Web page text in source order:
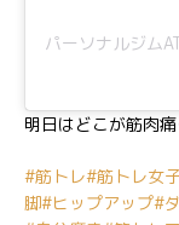
明日はどこが筋肉
#筋トレ#筋トレ女
脚#ヒップアップ#